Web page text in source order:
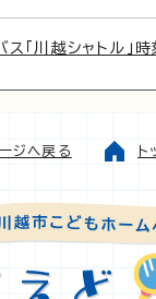
「川越シャトル」時
ジへ戻る